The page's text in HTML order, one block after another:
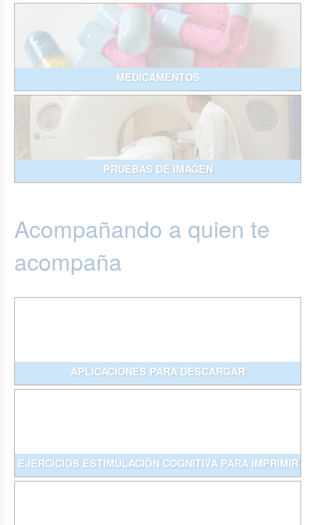
MEDICAMENTOS
PRUEBAS DE IMAGEN
Acompañando a quien te
acompaña
APLICACIONES PARA DESCARGAR
EJERCICIOS ESTIMULACIÓN COGNITIVA PARA IMPRIMIR